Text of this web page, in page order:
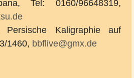
Tel: 0160/96648319,
Persische Kaligraphie auf
1460, bbflive@gmx.de